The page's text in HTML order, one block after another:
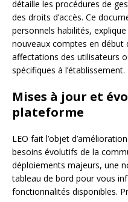
détaille les procédures de
des droits d’accès. Ce
personnels habilités,
nouveaux comptes en début
affectations des utilisateurs
spécifiques à l’établissement.
Mises à jour et
plateforme
LEO fait l’objet
besoins évolutifs de la
déploiements majeurs, une
tableau de bord pour vous
fonctionnalités disponibles.